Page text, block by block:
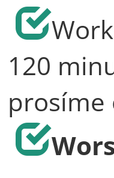
120
prosíme